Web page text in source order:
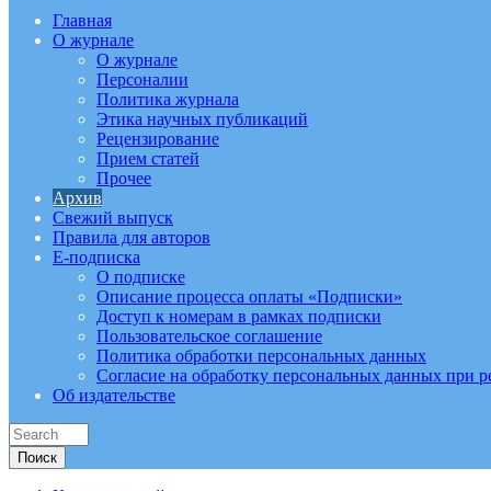
Главная
О журнале
О журнале
Персоналии
Политика журнала
Этика научных публикаций
Рецензирование
Прием статей
Прочее
Архив
Свежий выпуск
Правила для авторов
E-подписка
О подписке
Описание процесса оплаты «Подписки»
Доступ к номерам в рамках подписки
Пользовательское соглашение
Политика обработки персональных данных
Согласие на обработку персональных данных при
Об издательстве